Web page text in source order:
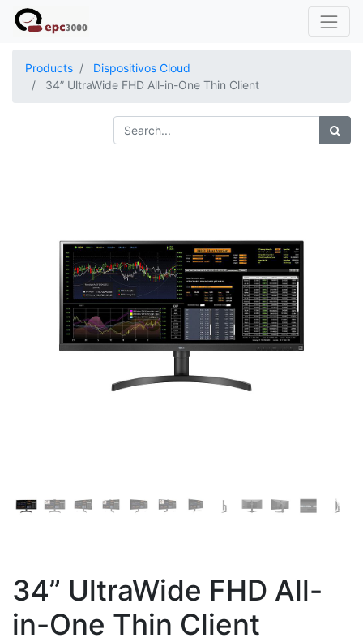
Products
Dispositivos Cloud
34” UltraWide FHD All-in-One Thin Client
34” UltraWide FHD All-
in-One Thin Client